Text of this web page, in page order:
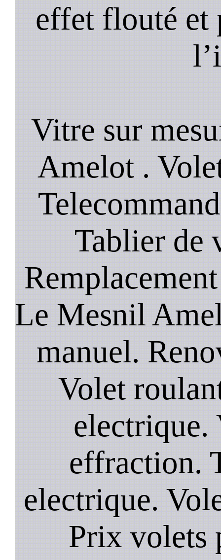
effet flouté et
Vitre sur
Amelot .
Tablier de
Le Mesnil
manuel.
Volet
electrique.
effraction.
electrique.
Prix volets